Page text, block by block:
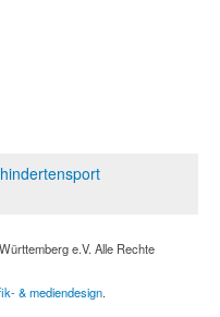
e.V. Alle Rechte
& mediendesign.